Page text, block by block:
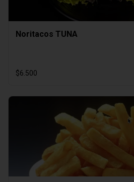
Noritacos TUNA
$6.500